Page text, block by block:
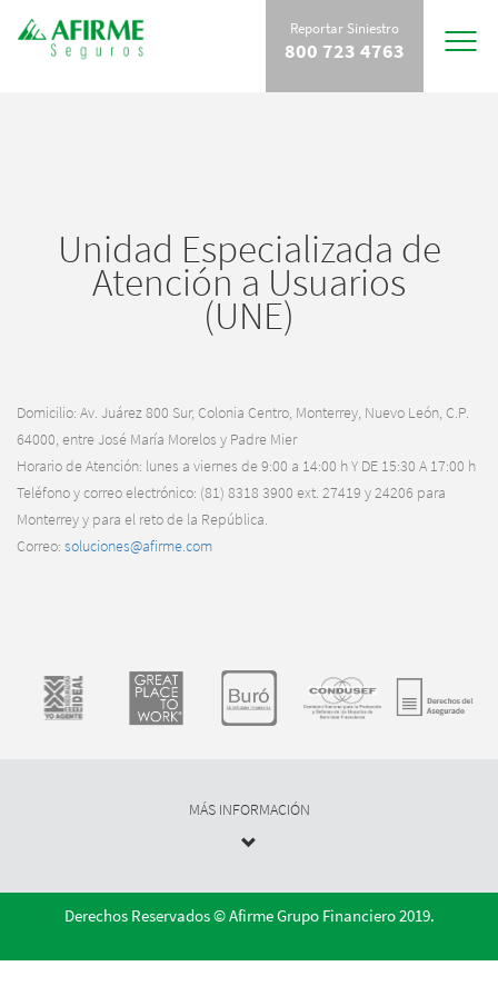
Toggle
Reportar Siniestro
800 723 4763
Unidad Especializada de
Atención a Usuarios
(UNE)
Domicilio: Av. Juárez 800 Sur, Colonia Centro, Monterrey, Nuevo León, C.P.
64000, entre José María Morelos y Padre Mier
Horario de Atención: lunes a viernes de 9:00 a 14:00 h Y DE 15:30 A 17:00 h
Teléfono y correo electrónico: (81) 8318 3900 ext. 27419 y 24206 para
Monterrey y para el reto de la República.
Correo: soluciones@afirme.com
MÁS INFORMACIÓN
Derechos Reservados © Afirme Grupo Financiero 2019.